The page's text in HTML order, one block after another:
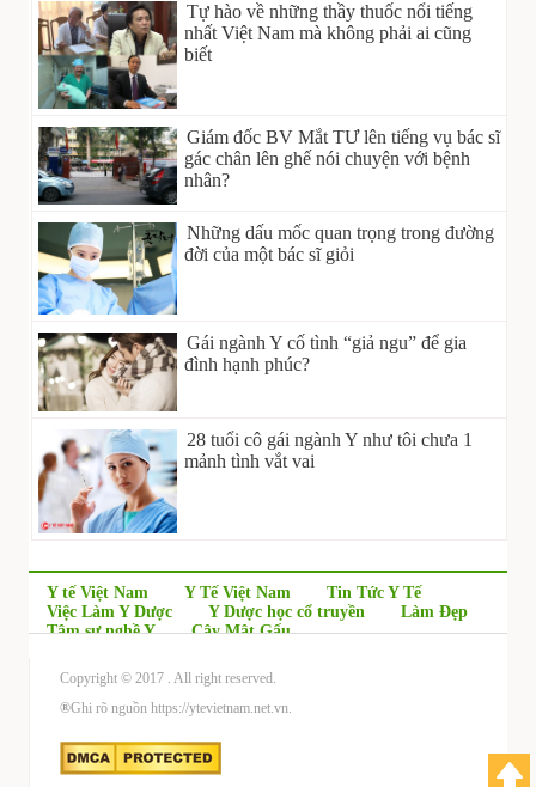
Tự hào về những thầy thuốc nổi tiếng
nhất Việt Nam mà không phải ai cũng
biết
Giám đốc BV Mắt TƯ lên tiếng vụ bác sĩ
gác chân lên ghế nói chuyện với bệnh
nhân?
Những dấu mốc quan trọng trong đường
đời của một bác sĩ giỏi
Gái ngành Y cố tình “giả ngu” để gia
đình hạnh phúc?
28 tuổi cô gái ngành Y như tôi chưa 1
mảnh tình vắt vai
Y tế Việt Nam Y Tế Việt Nam
Tin Tức Y Tế
Việc Làm Y Dược
Y Dược học cổ truyền
Làm Đẹp
Tâm sự nghề Y
Cây Mật Gấu
Copyright © 2017
. All right reserved.
®Ghi rõ nguồn https://ytevietnam.net.vn.